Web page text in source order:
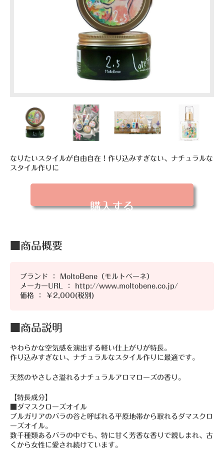
なりたいスタイルが自由自在！作り込みすぎない、ナチュラルな
スタイル作りに
購入する
■商品概要
ブランド ： MoltoBene（モルトベーネ）
メーカーURL ： http://www.moltobene.co.jp/
価格 ： ￥2,000(税別)
■商品説明
やわらかな空気感を演出する軽い仕上がりが特長。
作り込みすぎない、ナチュラルなスタイル作りに最適です。
天然のやさしさ溢れるナチュラルアロマローズの香り。
【特長成分】
■ダマスクローズオイル
ブルガリアのバラの谷と呼ばれる平原地帯から取れるダマスクロ
ーズオイル。
数千種類あるバラの中でも、特に甘く芳香な香りで親しまれ、古
くから女性に愛され続けています。